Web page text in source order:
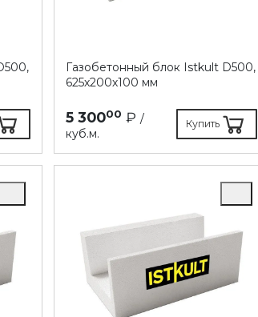
Газобетонный блок Istkult D500,
625х200х100 мм
5 30000 ₽ /
куб.м.
Купить